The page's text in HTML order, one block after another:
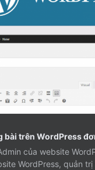
bài trên WordPress
của website
WordPress, quản